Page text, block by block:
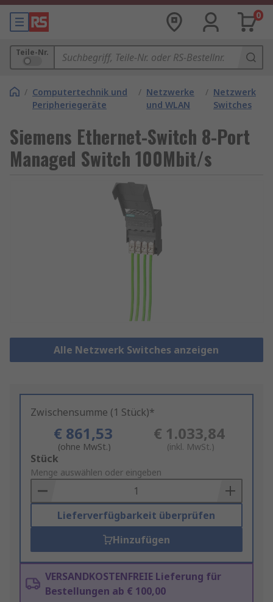
0
Teile-Nr.
/ Computertechnik und
Peripheriegeräte
/ Netzwerke
und WLAN
/ Netzwerk
Switches
Siemens Ethernet-Switch 8-Port
Managed Switch 100Mbit/s
Alle Netzwerk Switches anzeigen
Zwischensumme (1 Stück)*
€ 861,53
(ohne MwSt.)
€ 1.033,84
(inkl. MwSt.)
Add
to
Basket
Stück
Menge auswählen oder eingeben
Lieferverfügbarkeit überprüfen
Hinzufügen
VERSANDKOSTENFREIE Lieferung für
Bestellungen ab € 100,00